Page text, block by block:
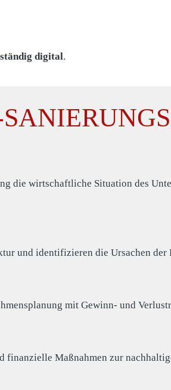
digital.
die wirtschaftliche Situation des
und identifizieren die Ursachen der
mit Gewinn- und
Maßnahmen zur